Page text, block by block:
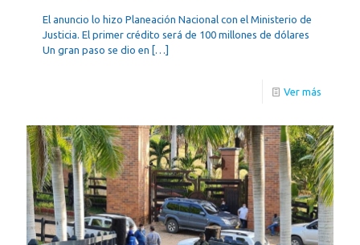
El anuncio lo hizo Planeación Nacional con el Ministerio de
Justicia. El primer crédito será de 100 millones de dólares
Un gran paso se dio en […]
Ver más